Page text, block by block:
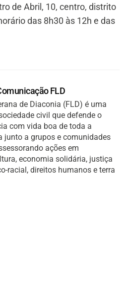
de Abril, 10, centro, distrito
das 8h30 às 12h e das
FLD
de Diaconia (FLD) é uma
civil que defende o
com vida boa de toda a
junto a grupos e comunidades
ações em
economia solidária, justiça
racial, direitos humanos e terra